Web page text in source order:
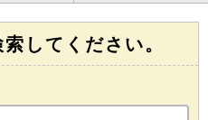
してください。